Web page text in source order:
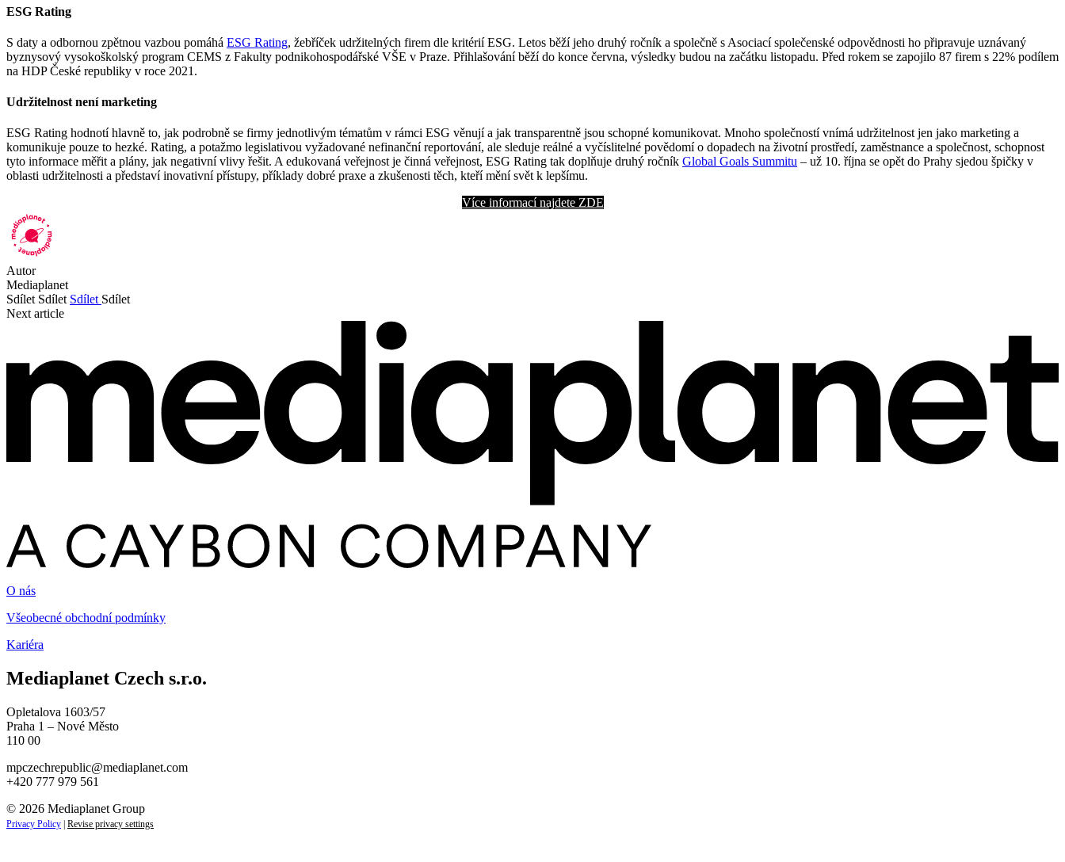
ESG Rating
S daty a odbornou zpětnou vazbou pomáhá ESG Rating, žebříček udržitelných firem dle kritérií ESG. Letos běží jeho druhý ročník a společně s Asociací společenské odpovědnosti ho připravuje uznávaný
byznysový vysokoškolský program CEMS z Fakulty podnikohospodářské VŠE v Praze. Přihlašování běží do konce června, výsledky budou na začátku listopadu. Před rokem se zapojilo 87 firem s 22% podílem
na HDP České republiky v roce 2021.
Udržitelnost není marketing
ESG Rating hodnotí hlavně to, jak podrobně se firmy jednotlivým tématům v rámci ESG věnují a jak transparentně jsou schopné komunikovat. Mnoho společností vnímá udržitelnost jen jako marketing a
komunikuje pouze to hezké. Rating, a potažmo legislativou vyžadované nefinanční reportování, ale sleduje reálné a vyčíslitelné povědomí o dopadech na životní prostředí, zaměstnance a společnost, schopnost
tyto informace měřit a plány, jak negativní vlivy řešit. A edukovaná veřejnost je činná veřejnost, ESG Rating tak doplňuje druhý ročník Global Goals Summitu – už 10. října se opět do Prahy sjedou špičky v
oblasti udržitelnosti a představí inovativní přístupy, příklady dobré praxe a zkušenosti těch, kteří mění svět k lepšímu.
Více informací najdete ZDE
Autor
Mediaplanet
Sdílet Sdílet Sdílet Sdílet
Next article
O nás
Všeobecné obchodní podmínky
Kariéra
Mediaplanet Czech s.r.o.
Opletalova 1603/57
Praha 1 – Nové Město
110 00
mpczechrepublic@mediaplanet.com
+420 777 979 561
© 2026 Mediaplanet Group
Privacy Policy | Revise privacy settings